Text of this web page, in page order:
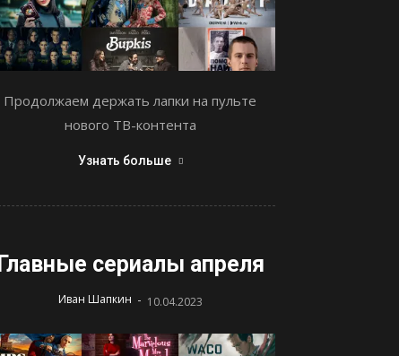
Продолжаем держать лапки на пульте
нового ТВ-контента
Узнать больше
Главные сериалы апреля
Иван Шапкин - 10.04.2023